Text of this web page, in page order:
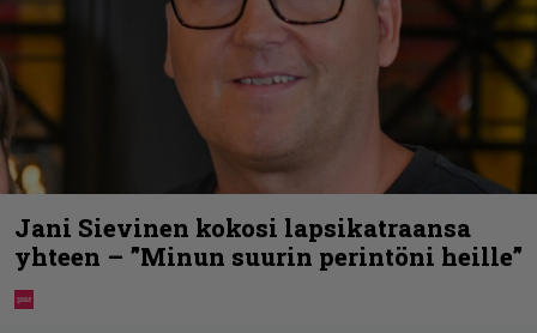
Jani Sievinen kokosi lapsikatraansa
yhteen – ”Minun suurin perintöni heille”